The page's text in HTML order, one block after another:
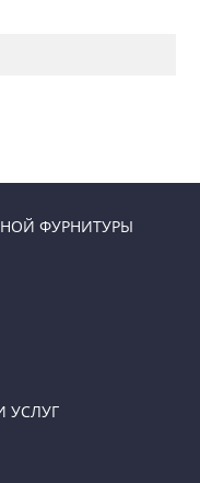
ФУРНИТУРЫ
УСЛУГ